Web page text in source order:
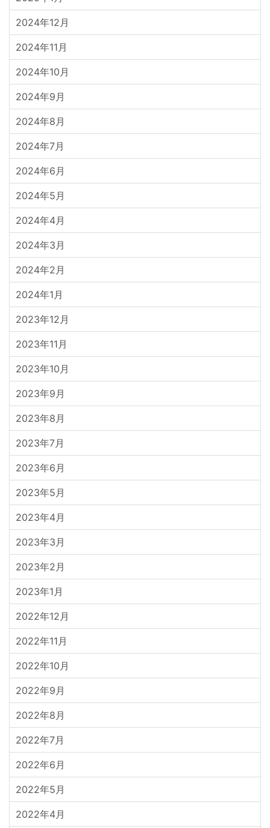
2024年12月
2024年11月
2024年10月
2024年9月
2024年8月
2024年7月
2024年6月
2024年5月
2024年4月
2024年3月
2024年2月
2024年1月
2023年12月
2023年11月
2023年10月
2023年9月
2023年8月
2023年7月
2023年6月
2023年5月
2023年4月
2023年3月
2023年2月
2023年1月
2022年12月
2022年11月
2022年10月
2022年9月
2022年8月
2022年7月
2022年6月
2022年5月
2022年4月